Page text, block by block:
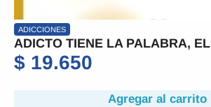
ADICCIONES
ADICTO TIENE LA PALABRA, EL
$ 19.650
Agregar al carrito